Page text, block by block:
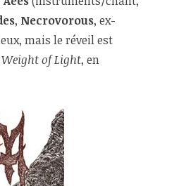
, Necrovorous, ex-
mais le réveil est
of Light, en